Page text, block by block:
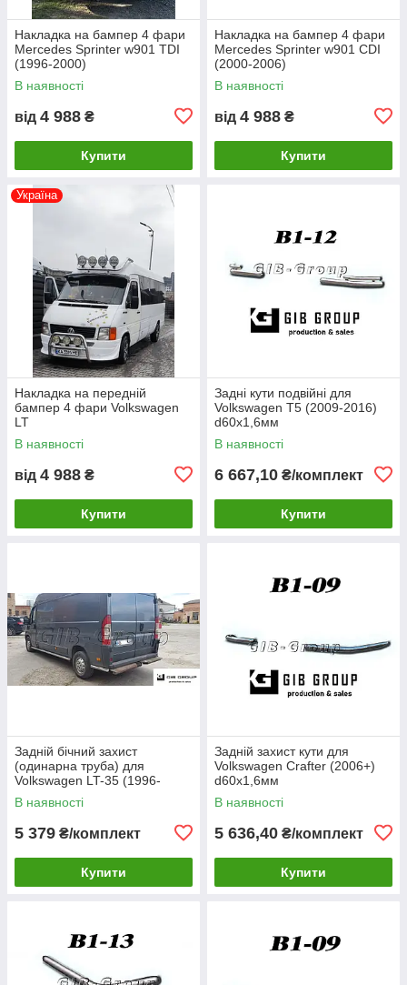
Накладка на бампер 4 фари
Mercedes Sprinter w901 TDI
(1996-2000)
В наявності
від 4 988 ₴
Купити
Накладка на бампер 4 фари
Mercedes Sprinter w901 CDI
(2000-2006)
В наявності
від 4 988 ₴
Купити
Україна
Накладка на передній
бампер 4 фари Volkswagen
LT
В наявності
від 4 988 ₴
Купити
Задні кути подвійні для
Volkswagen T5 (2009-2016)
d60х1,6мм
В наявності
6 667,10 ₴/комплект
Купити
Задній бічний захист
(одинарна труба) для
Volkswagen LT-35 (1996-
2006) d60х1,6мм
В наявності
5 379 ₴/комплект
Купити
Задній захист кути для
Volkswagen Crafter (2006+)
d60х1,6мм
В наявності
5 636,40 ₴/комплект
Купити